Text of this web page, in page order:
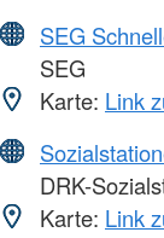
SEG
SEG
Karte: Link
DRK-
Karte: Link